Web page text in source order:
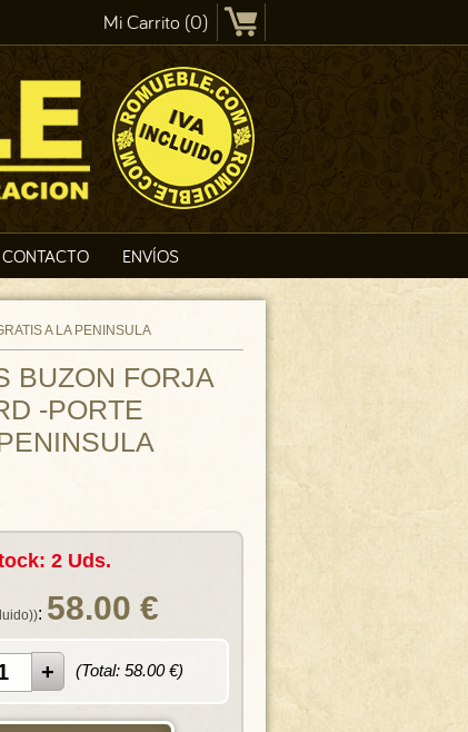
Mi Carrito (0)
CONTACTO ENVÍOS
A LA PENINSULA
BUZON FORJA
-PORTE
2 Uds.
: 58.00 €
(Total: 58.00€)